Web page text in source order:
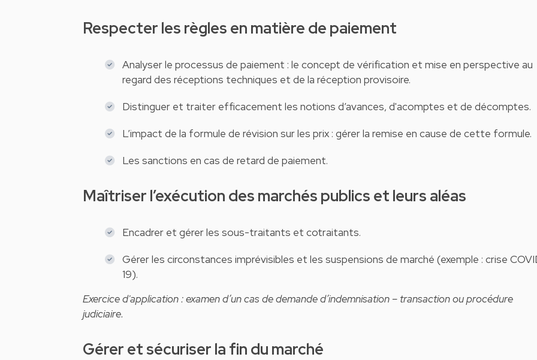
Respecter les règles en matière de paiement
Analyser le processus de paiement : le concept de vérification et mise en perspective au
regard des réceptions techniques et de la réception provisoire.
Distinguer et traiter efficacement les notions d’avances, d'acomptes et de décomptes.
L’impact de la formule de révision sur les prix : gérer la remise en cause de cette formule.
Les sanctions en cas de retard de paiement.
Maîtriser l’exécution des marchés publics et leurs aléas
Encadrer et gérer les sous-traitants et cotraitants.
Gérer les circonstances imprévisibles et les suspensions de marché (exemple : crise
19).
Exercice d'application : examen d’un cas de demande d’indemnisation – transaction ou procédure
judiciaire.
Gérer et sécuriser la fin du marché